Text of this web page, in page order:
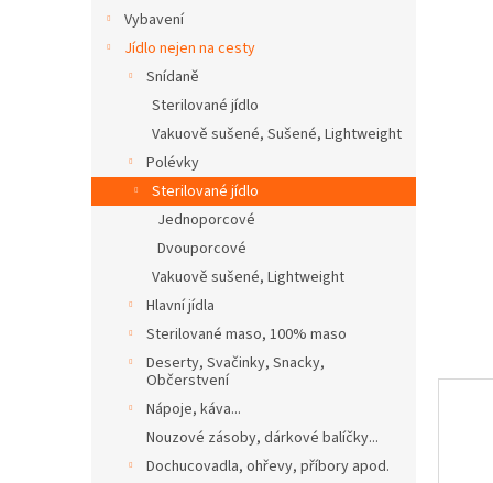
n
e
Vybavení
Jídlo nejen na cesty
Snídaně
Sterilované jídlo
Vakuově sušené, Sušené, Lightweight
Polévky
Sterilované jídlo
Jednoporcové
Dvouporcové
Vakuově sušené, Lightweight
Hlavní jídla
Sterilované maso, 100% maso
Deserty, Svačinky, Snacky,
Občerstvení
Nápoje, káva...
Nouzové zásoby, dárkové balíčky...
Dochucovadla, ohřevy, příbory apod.